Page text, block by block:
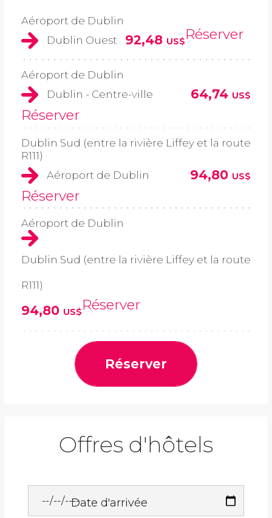
Aéroport de Dublin
Dublin Ouest
92,48 US$Réserver
Aéroport de Dublin
Dublin - Centre-ville
64,74 US$
Réserver
Dublin Sud (entre la rivière Liffey et la route
R111)
Aéroport de Dublin
94,80 US$
Réserver
Aéroport de Dublin
Dublin Sud (entre la rivière Liffey et la route
R111)
94,80 US$Réserver
Réserver
Offres d'hôtels
Date d'arrivée